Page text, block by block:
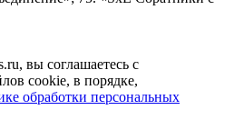
вы соглашаетесь с
cookie, в порядке,
обработки персональных